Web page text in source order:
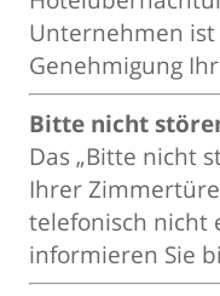
Unternehmen
Genehmigung
Bitte nicht
Das „Bitte nicht
Ihrer
telefonisch nicht
informieren Sie